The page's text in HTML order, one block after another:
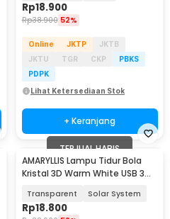
Rp18.900
Rp38.900 52%
Online JKTP
JKTB
JKTU
TGR CKP
PBKS
PDPK
Lihat Ketersediaan Stok
+ Keranjang
TERJUAL HABIS
AMARYLLIS Lampu Tidur Bola
Kristal 3D Warm White USB 3W
Transparent Solar System
Rp18.800